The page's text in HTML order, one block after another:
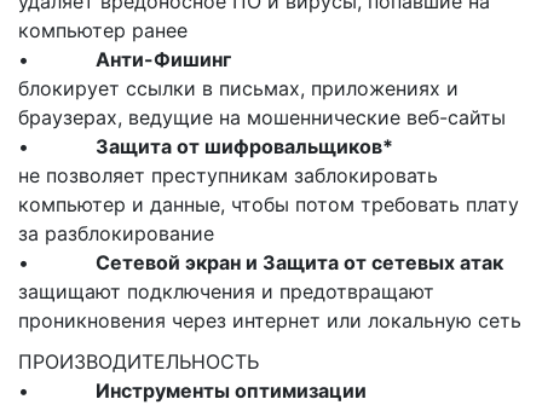
компьютер ранее
• Анти-Фишинг
блокирует ссылки в письмах, приложениях и
браузерах, ведущие на мошеннические веб-сайты
• Защита от шифровальщиков*
не позволяет преступникам заблокировать
компьютер и данные, чтобы потом требовать плату
за разблокирование
• Сетевой экран и Защита от сетевых атак
защищают подключения и предотвращают
проникновения через интернет или локальную сеть
ПРОИЗВОДИТЕЛЬНОСТЬ
• Инструменты оптимизации